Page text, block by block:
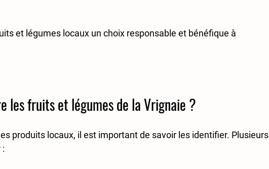
et légumes locaux un choix responsable et bénéfique à
les fruits et légumes de la Vrignaie ?
produits locaux, il est important de savoir les identifier. Plusieurs